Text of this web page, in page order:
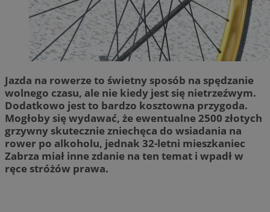
Jazda na rowerze to świetny sposób na spędzanie
wolnego czasu, ale nie kiedy jest się nietrzeźwym.
Dodatkowo jest to bardzo kosztowna przygoda.
Mogłoby się wydawać, że ewentualne 2500 złotych
grzywny skutecznie zniechęca do wsiadania na
rower po alkoholu, jednak 32-letni mieszkaniec
Zabrza miał inne zdanie na ten temat i wpadł w
ręce stróżów prawa.